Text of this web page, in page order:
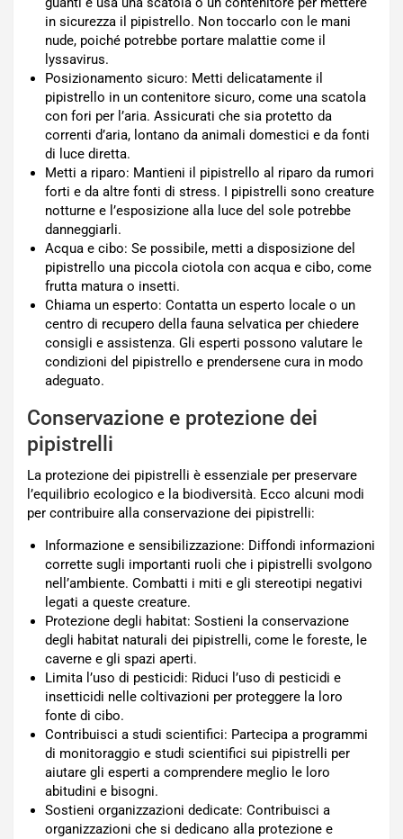
in sicurezza il pipistrello. Non toccarlo con le mani
nude, poiché potrebbe portare malattie come il
lyssavirus.
Posizionamento sicuro: Metti delicatamente il
pipistrello in un contenitore sicuro, come una scatola
con fori per l’aria. Assicurati che sia protetto da
correnti d’aria, lontano da animali domestici e da fonti
di luce diretta.
Metti a riparo: Mantieni il pipistrello al riparo da rumori
forti e da altre fonti di stress. I pipistrelli sono creature
notturne e l’esposizione alla luce del sole potrebbe
danneggiarli.
Acqua e cibo: Se possibile, metti a disposizione del
pipistrello una piccola ciotola con acqua e cibo, come
frutta matura o insetti.
Chiama un esperto: Contatta un esperto locale o un
centro di recupero della fauna selvatica per chiedere
consigli e assistenza. Gli esperti possono valutare le
condizioni del pipistrello e prendersene cura in modo
adeguato.
Conservazione e protezione dei
pipistrelli
La protezione dei pipistrelli è essenziale per preservare
l’equilibrio ecologico e la biodiversità. Ecco alcuni modi
per contribuire alla conservazione dei pipistrelli:
Informazione e sensibilizzazione: Diffondi informazioni
corrette sugli importanti ruoli che i pipistrelli svolgono
nell’ambiente. Combatti i miti e gli stereotipi negativi
legati a queste creature.
Protezione degli habitat: Sostieni la conservazione
degli habitat naturali dei pipistrelli, come le foreste, le
caverne e gli spazi aperti.
Limita l’uso di pesticidi: Riduci l’uso di pesticidi e
insetticidi nelle coltivazioni per proteggere la loro
fonte di cibo.
Contribuisci a studi scientifici: Partecipa a programmi
di monitoraggio e studi scientifici sui pipistrelli per
aiutare gli esperti a comprendere meglio le loro
abitudini e bisogni.
Sostieni organizzazioni dedicate: Contribuisci a
organizzazioni che si dedicano alla protezione e